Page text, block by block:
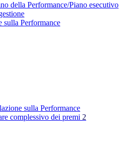
della Performance/Piano esecutivo
sulla Performance
sulla Performance
complessivo dei premi 2